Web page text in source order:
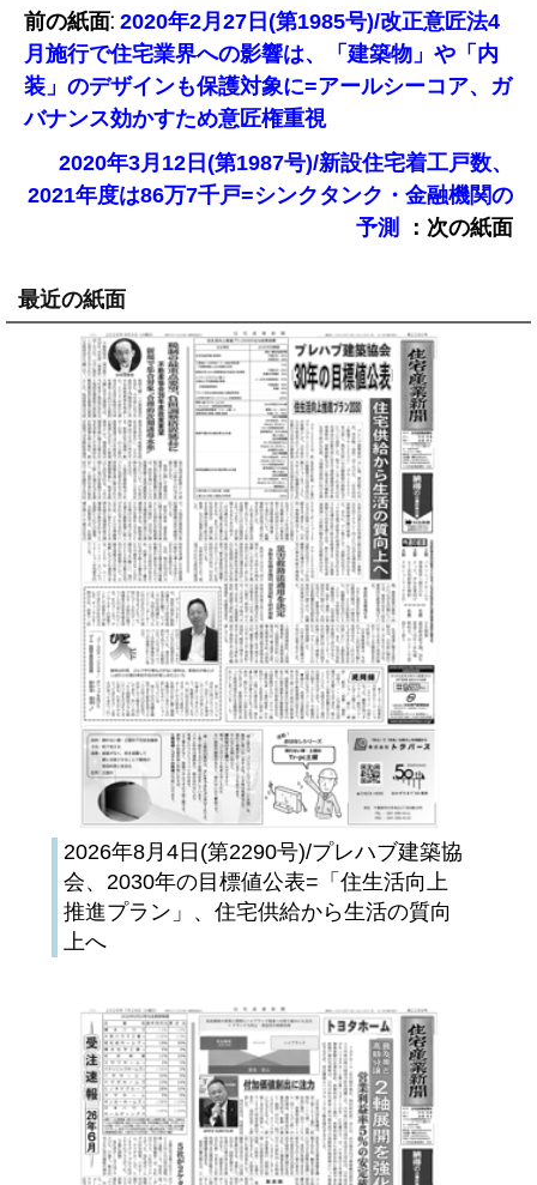
前の紙面: 2020年2月27日(第1985号)/改正意匠法4
月施行で住宅業界への影響は、「建築物」や「内
装」のデザインも保護対象に=アールシーコア、ガ
バナンス効かすため意匠権重視
2020年3月12日(第1987号)/新設住宅着工戸数、
2021年度は86万7千戸=シンクタンク・金融機関の
予測
：次の紙面
最近の紙面
2026年8月4日(第2290号)/プレハブ建築協
会、2030年の目標値公表=「住生活向上
推進プラン」、住宅供給から生活の質向
上へ